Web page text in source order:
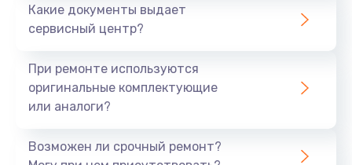
Какие документы выдает
сервисный центр?
При ремонте используются
оригинальные комплектующие
или аналоги?
Возможен ли срочный ремонт?